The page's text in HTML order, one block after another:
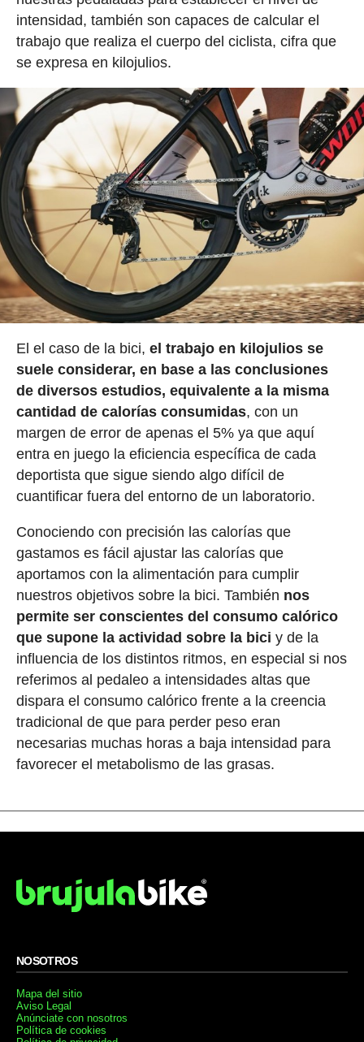
intensidad, también son capaces de calcular el
trabajo que realiza el cuerpo del ciclista, cifra que
se expresa en kilojulios.
El el caso de la bici, el trabajo en kilojulios se
suele considerar, en base a las conclusiones
de diversos estudios, equivalente a la misma
cantidad de calorías consumidas, con un
margen de error de apenas el 5% ya que aquí
entra en juego la eficiencia específica de cada
deportista que sigue siendo algo difícil de
cuantificar fuera del entorno de un laboratorio.
Conociendo con precisión las calorías que
gastamos es fácil ajustar las calorías que
aportamos con la alimentación para cumplir
nuestros objetivos sobre la bici. También nos
permite ser conscientes del consumo calórico
que supone la actividad sobre la bici y de la
influencia de los distintos ritmos, en especial si nos
referimos al pedaleo a intensidades altas que
dispara el consumo calórico frente a la creencia
tradicional de que para perder peso eran
necesarias muchas horas a baja intensidad para
favorecer el metabolismo de las grasas.
NOSOTROS
Mapa del sitio
Aviso Legal
Anúnciate con nosotros
Política de cookies